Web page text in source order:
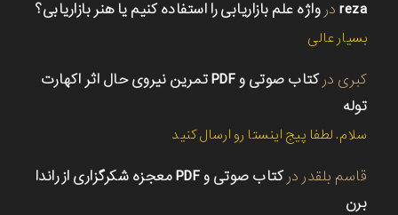
reza در واژه علم بازاریابی را استفاده کنیم یا هنر بازاریابی؟
بسیار عالی
کبری در
کتاب صوتی و PDF تمرین نیروی حال اثر اکهارت
توله
سلام. لطفا پیج اینستا رو ارسال کنید
قاسم بلقدر در
کتاب صوتی و PDF معجزه شکرگزاری از راندا
برن